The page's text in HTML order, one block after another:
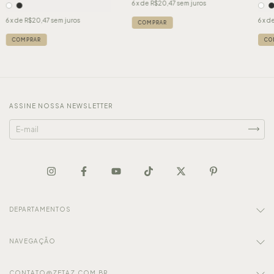
6x de R$20,47sem juros
COMPRAR
6x de R$20,47sem juros
COMPRAR 6 x
ASSINE NOSSA NEWSLETTER
DEPARTAMENTOS
NAVEGAÇÃO